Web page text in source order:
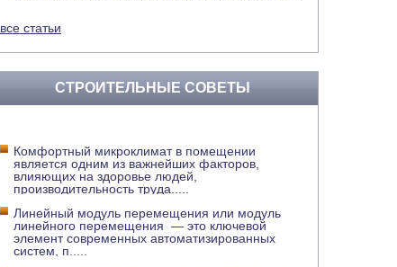
все статьи
СТРОИТЕЛЬНЫЕ СОВЕТЫ
Комфортный микроклимат в помещении
является одним из важнейших факторов,
влияющих на здоровье людей,
производительность труда
Линейный модуль перемещения или модуль
линейного перемещения — это ключевой
элемент современных автоматизированных
систем, п